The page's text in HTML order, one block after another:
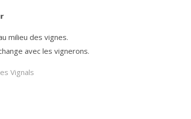
milieu des vignes.
avec les vignerons.
Vignals